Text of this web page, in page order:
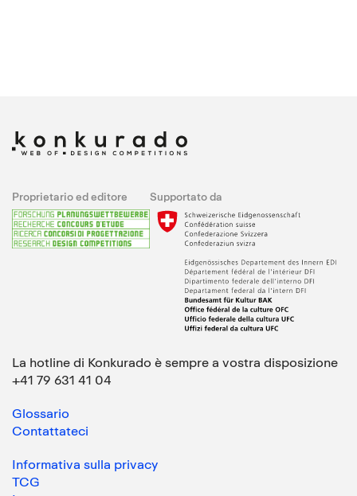
Proprietario ed editore Supportato da
La hotline di Konkurado è sempre a vostra disposizione
+41 79 631 41 04
Glossario
Contattateci
Informativa sulla privacy
TCG